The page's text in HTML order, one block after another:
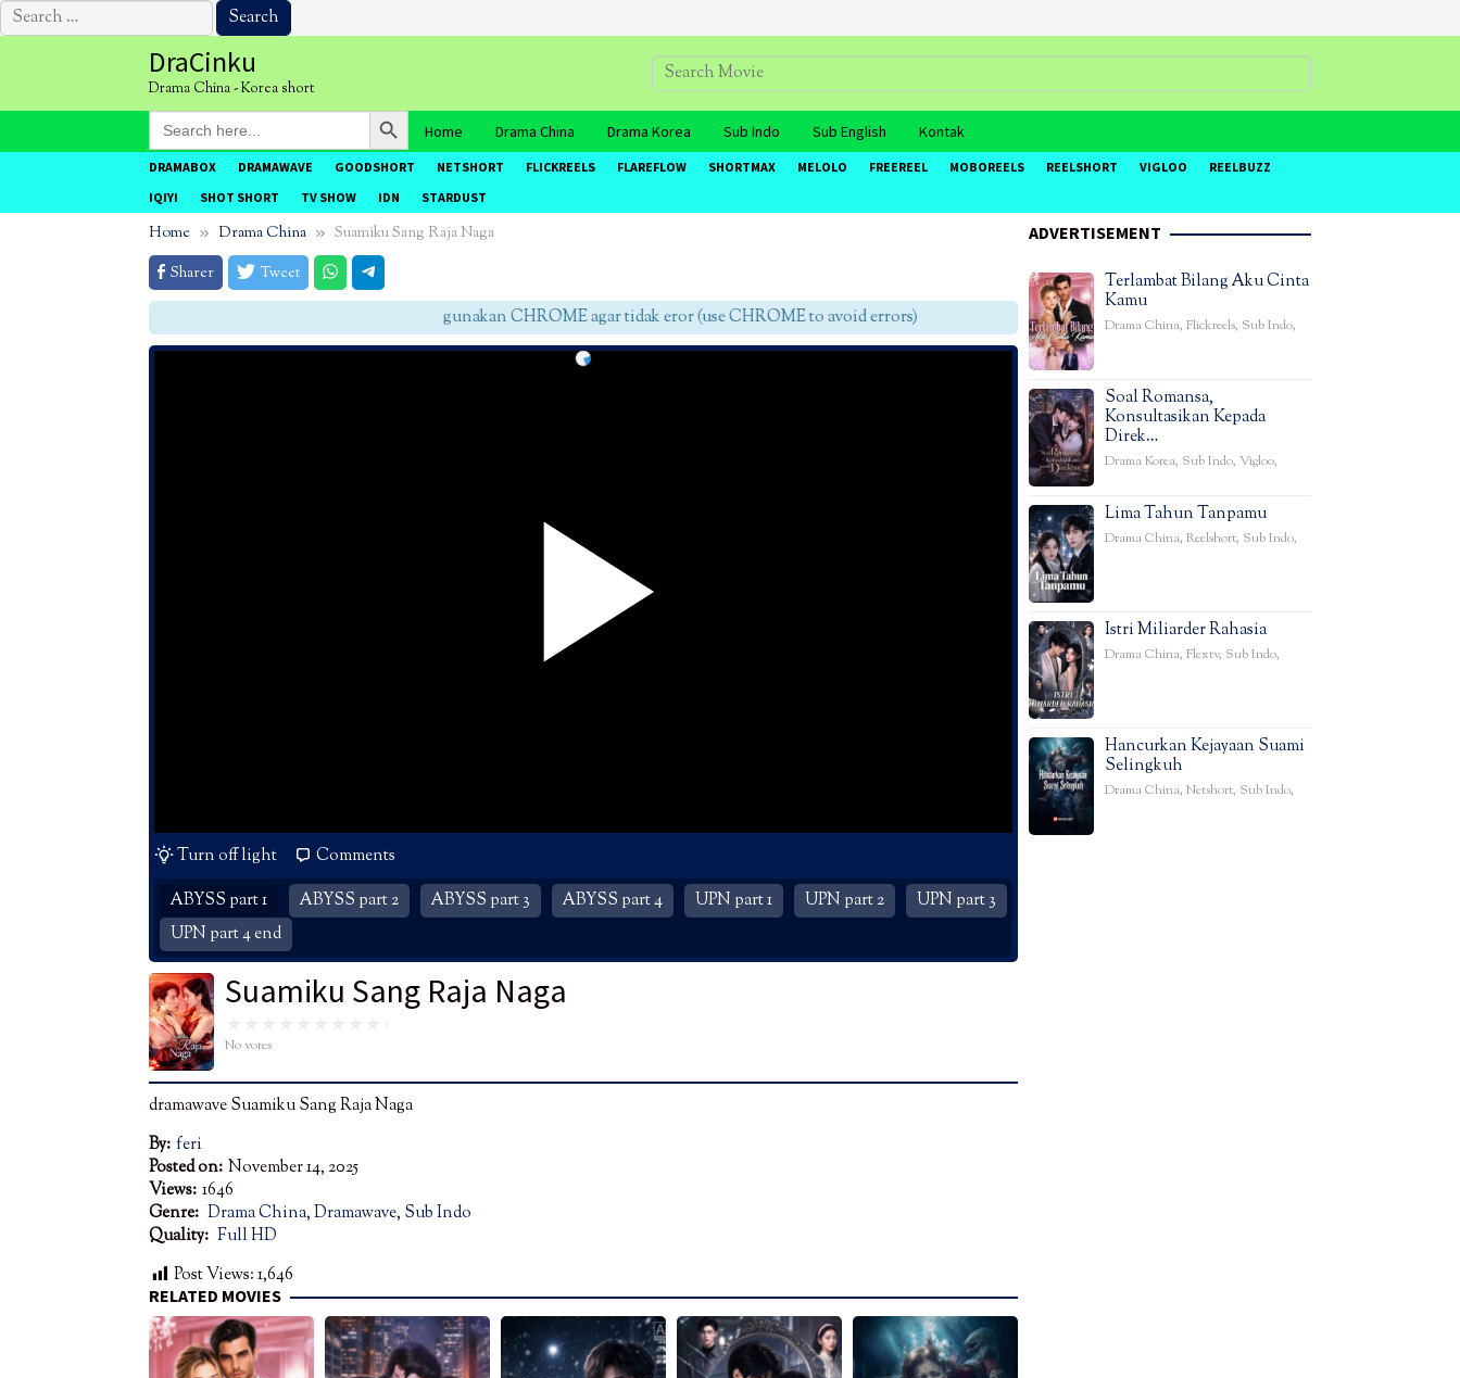
Search
for:
DraCinku
Drama China - Korea short
Search
for:
Search Button
Home Drama China Drama Korea Sub Indo Sub English Kontak
DRAMABOX DRAMAWAVE GOODSHORT NETSHORT FLICKREELS FLAREFLOW SHORTMAX MELOLO FREEREEL MOBOREELS REELSHORT VIGLOO
REELBUZZ
IQIYI
SHOT SHORT TV SHOW IDN STARDUST
Home Drama China
Suamiku Sang Raja Naga
Sharer
Tweet
gunakan CHROME agar tidak eror (use CHROME to avoid errors)
Turn off light
Comments
ABYSS part 1
ABYSS part 2 ABYSS part 3 ABYSS part 4 UPN part 1 UPN part 2
UPN part 3
UPN part 4 end
Suamiku Sang Raja Naga
No votes
dramawave Suamiku Sang Raja Naga
By: feri
Posted on: November 14, 2025
Views: 1646
Genre: Drama China,Dramawave, Sub Indo
Quality: Full HD
Post Views:1,646
RELATED MOVIES
ADVERTISEMENT
Terlambat Bilang Aku Cinta
Kamu
Drama China, Flickreels, Sub Indo,
Soal Romansa,
Konsultasikan Kepada
Direk…
Drama Korea, Sub Indo, Vigloo,
Lima Tahun Tanpamu
Drama China, Reelshort, Sub Indo,
Istri Miliarder Rahasia
Drama China, Flextv, Sub Indo,
Hancurkan Kejayaan Suami
Selingkuh
Drama China, Netshort, Sub Indo,